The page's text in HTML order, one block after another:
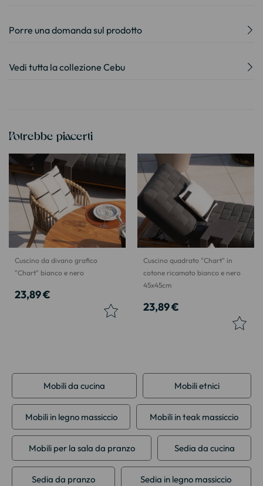
Porre una domanda sul prodotto
Vedi tutta la collezione Cebu
Potrebbe piacerti
Cuscino da divano grafico
"Chart" bianco e nero
23,89 €
Cuscino quadrato "Chart" in
cotone ricamato bianco e nero
45x45cm
23,89 €
Mobili da cucina Mobili etnici
Mobili in legno massiccio Mobili in teak massiccio
Mobili per la sala da pranzo Sedia da cucina
Sedia da pranzo Sedia in legno massiccio